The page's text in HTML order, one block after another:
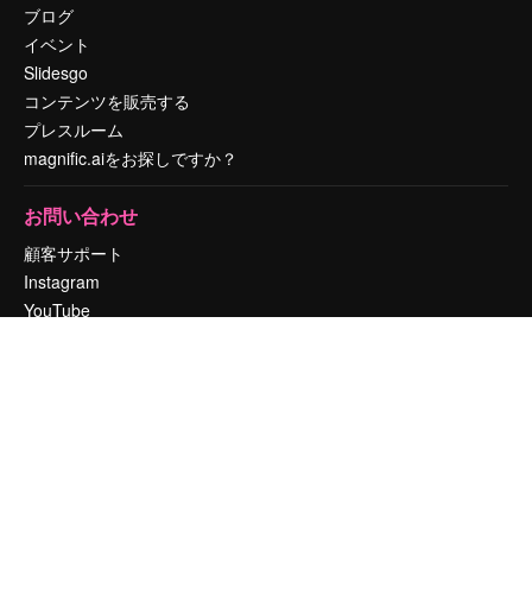
ブログ
イベント
Slidesgo
コンテンツを販売する
プレスルーム
magnific.aiをお探しですか？
お問い合わせ
顧客サポート
Instagram
YouTube